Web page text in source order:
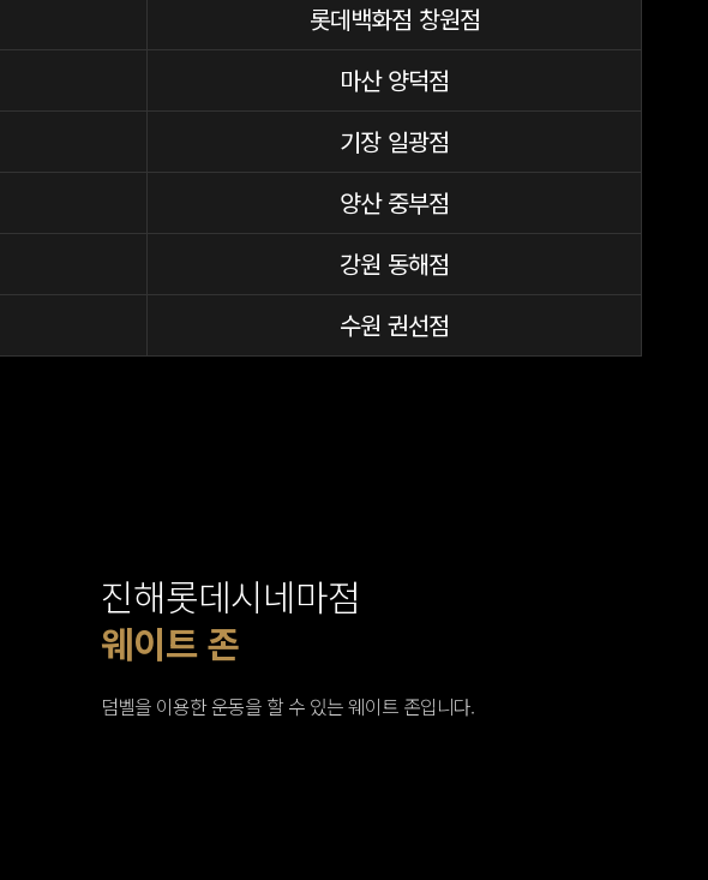
롯데백화점 창원점
마산 양덕점
기장 일광점
양산 중부점
강원 동해점
수원 권선점
웨이트 존
웨이트 존
진해롯데시네마점
웨이트 존
덤벨을 이용한 운동을 할 수 있는 웨이트 존입니다.
웨이트 머신존
웨이트 머신존
스트레칭존
여자 탈의실
남자 탈의실
남자 샤워실
남자 샤워실
여자 샤워실
여자 샤워실